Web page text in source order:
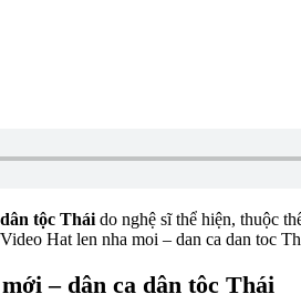
tộc Tháido nghệ sĩthể hiện, thuộc
Hat len nha moi – dan ca dan toc
– dân ca dân tộc Thái